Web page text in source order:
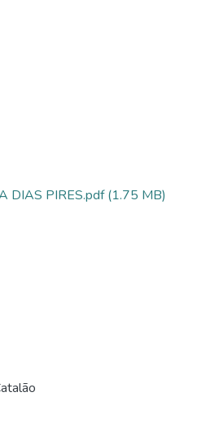
DIAS PIRES.pdf(1.75 MB)